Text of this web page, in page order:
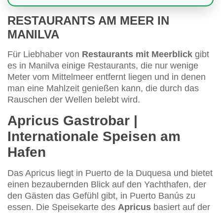
RESTAURANTS AM MEER IN
MANILVA
Für Liebhaber von Restaurants mit Meerblick gibt
es in Manilva einige Restaurants, die nur wenige
Meter vom Mittelmeer entfernt liegen und in denen
man eine Mahlzeit genießen kann, die durch das
Rauschen der Wellen belebt wird.
Apricus Gastrobar |
Internationale Speisen am
Hafen
Das Apricus liegt in Puerto de la Duquesa und bietet
einen bezaubernden Blick auf den Yachthafen, der
den Gästen das Gefühl gibt, in Puerto Banús zu
essen. Die Speisekarte des Apricus basiert auf der